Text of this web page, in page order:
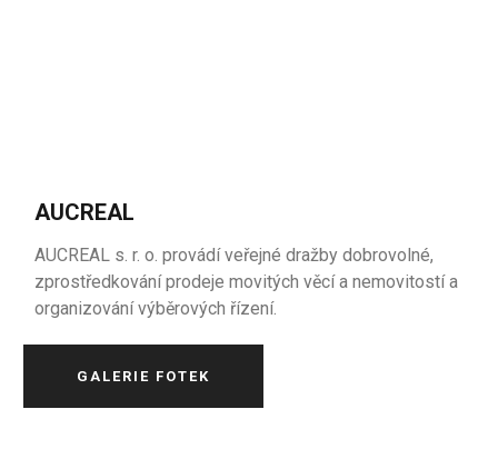
AUCREAL
AUCREAL s. r. o. provádí veřejné dražby dobrovolné,
zprostředkování prodeje movitých věcí a nemovitostí a
organizování výběrových řízení.
GALERIE FOTEK